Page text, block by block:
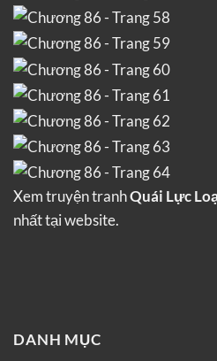
Xem truyện tranhQuái Lực
nhất tại website.
DANH MỤC